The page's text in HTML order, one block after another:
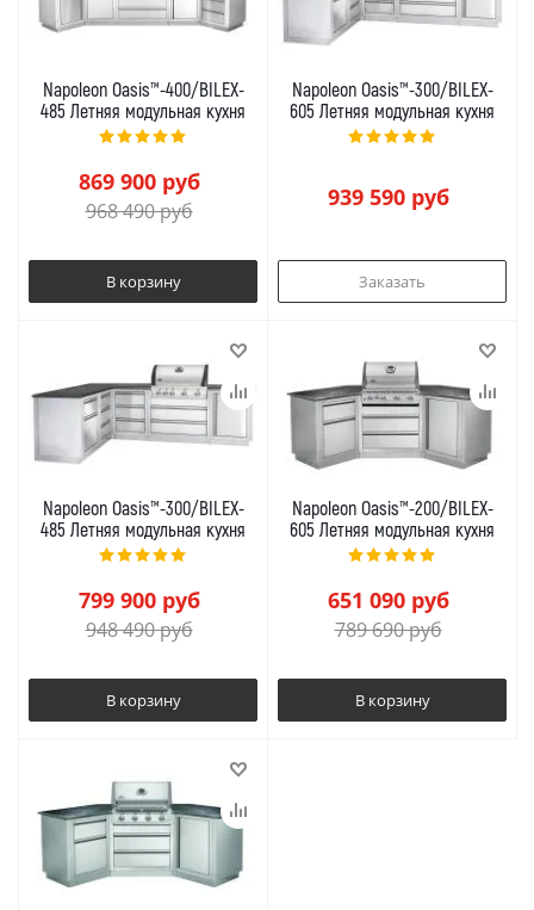
Napoleon Oasis™-400/BILEX-
485 Летняя модульная кухня
869 900руб
968 490руб
В корзину
Napoleon Oasis™-300/BILEX-
605 Летняя модульная кухня
939 590руб
Заказать
Napoleon Oasis™-300/BILEX-
485 Летняя модульная кухня
799 900руб
948 490руб
В корзину
Napoleon Oasis™-200/BILEX-
605 Летняя модульная кухня
651 090руб
789 690руб
В корзину